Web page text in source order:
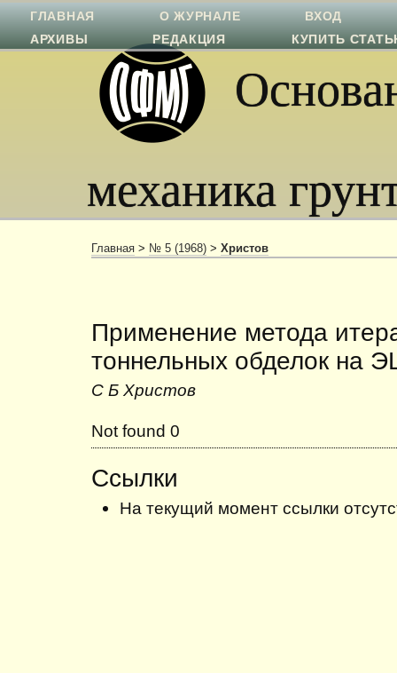
механика
ГЛАВНАЯ О ЖУРНАЛЕ
ВХОД
АРХИВЫ
РЕДАКЦИЯ КУПИТЬ
Главная > № 5 (1968) > Христов
Применение метода
тоннельных обделок на
С Б Христов
Not found 0
Ссылки
На текущий момент ссылки